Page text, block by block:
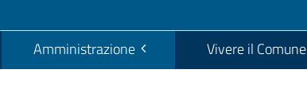
Amministrazione Vivere il Comune